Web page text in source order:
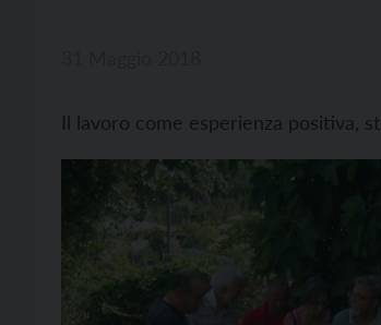
Il lavoro come esperienza positiva,